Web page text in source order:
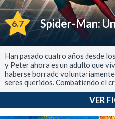
6.7 Spider-Man:
Han pasado cuatro años desde
y Peter ahora es un adulto que
haberse borrado voluntariamente
seres queridos. Combatiendo el
VER